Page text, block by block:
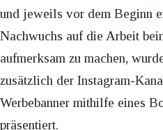
und jeweils vor dem Beginn
Nachwuchs auf die Arbeit
aufmerksam zu machen,
zusätzlich der Instagram-
Werbebanner mithilfe eines
präsentiert.